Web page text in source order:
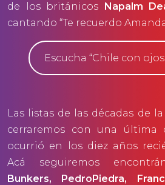
de los británicos
Napalm
cantando “Te recuerdo
Escucha “Chile con
Las listas de las décadas de
cerraremos con una última
ocurrió en los diez años
Acá seguiremos
Bunkers, PedroPiedra,